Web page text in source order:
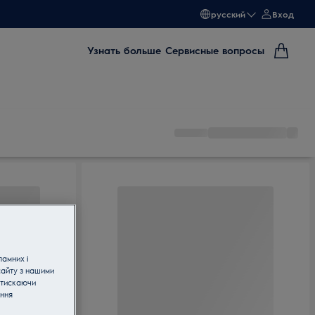
русский Вход
Узнать больше Сервисные вопросы
і
з нашими